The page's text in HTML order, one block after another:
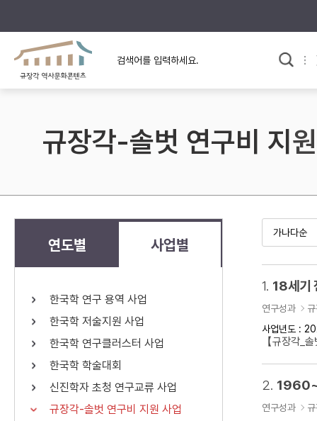
규장각의 어제와 오늘
규장각 소개영상
사료와 문학으로 본
고대
고려
조선 후기
근대
검색 연산자 사용안내
연산자
AND
OR 정조 OR 정약용 “정조” 또는 “
규장각-솔벗 연구비 지
연도별 사업별
한국학 연구 용역 사업
한국학 저술지원 사업
한국학 연구클러스터 사업
한국학 학술대회
신진학자 초청 연구교류 사업
규장각-솔벗 연구비 지원 사업
1. 18세기
연구성과
사업년도 :
【규장각_
2.
연구성과